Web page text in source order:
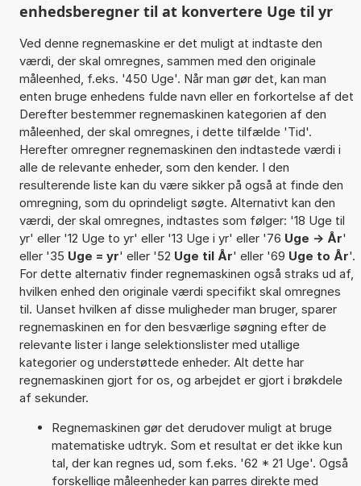
enhedsberegner til at konvertere Uge til yr
Ved denne regnemaskine er det muligt at indtaste den
værdi, der skal omregnes, sammen med den originale
måleenhed, f.eks. '450 Uge'. Når man gør det, kan man
enten bruge enhedens fulde navn eller en forkortelse af det
Derefter bestemmer regnemaskinen kategorien af den
måleenhed, der skal omregnes, i dette tilfælde 'Tid'.
Herefter omregner regnemaskinen den indtastede værdi i
alle de relevante enheder, som den kender. I den
resulterende liste kan du være sikker på også at finde den
omregning, som du oprindeligt søgte. Alternativt kan den
værdi, der skal omregnes, indtastes som følger: '18 Uge til
yr' eller '12 Uge to yr' eller '13 Uge i yr' eller '76 Uge -> År'
eller '35 Uge = yr' eller '52 Uge til År' eller '69 Uge to År'.
For dette alternativ finder regnemaskinen også straks ud af,
hvilken enhed den originale værdi specifikt skal omregnes
til. Uanset hvilken af disse muligheder man bruger, sparer
regnemaskinen en for den besværlige søgning efter de
relevante lister i lange selektionslister med utallige
kategorier og understøttede enheder. Alt dette har
regnemaskinen gjort for os, og arbejdet er gjort i brøkdele
af sekunder.
Regnemaskinen gør det derudover muligt at bruge
matematiske udtryk. Som et resultat er det ikke kun
tal, der kan regnes ud, som f.eks. '62 * 21 Uge'. Også
forskellige måleenheder kan parres direkte med